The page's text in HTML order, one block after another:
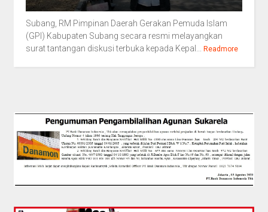
Subang, RM Pimpinan Daerah Gerakan Pemuda Islam
(GPI) Kabupaten Subang secara resmi melayangkan
surat tantangan diskusi terbuka kepada Kepal...
Readmore